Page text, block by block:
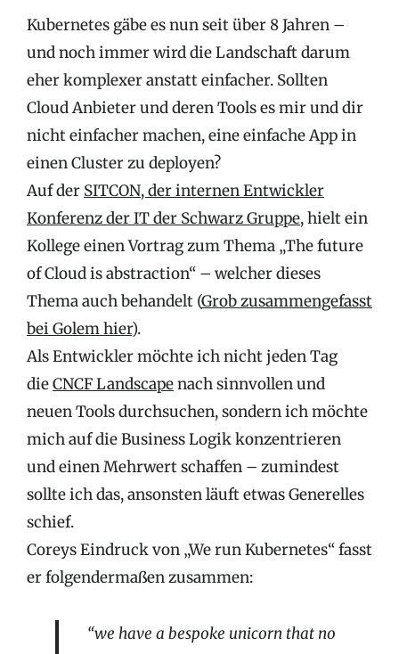
Kubernetes gäbe es nun seit über 8 Jahren –
und noch immer wird die Landschaft darum
eher komplexer anstatt einfacher. Sollten
Cloud Anbieter und deren Tools es mir und dir
nicht einfacher machen, eine einfache App in
einen Cluster zu deployen?
Auf der SITCON, der internen Entwickler
Konferenz der IT der Schwarz Gruppe, hielt ein
Kollege einen Vortrag zum Thema „The future
of Cloud is abstraction“ – welcher dieses
Thema auch behandelt (Grob zusammengefasst
bei Golem hier).
Als Entwickler möchte ich nicht jeden Tag
dieCNCF Landscapenach sinnvollen und
neuen Tools durchsuchen, sondern ich möchte
mich auf die Business Logik konzentrieren
und einen Mehrwert schaffen – zumindest
sollte ich das, ansonsten läuft etwas Generelles
schief.
Coreys Eindruck von „We run Kubernetes“ fasst
er folgendermaßen zusammen:
“we have a bespoke unicorn that no